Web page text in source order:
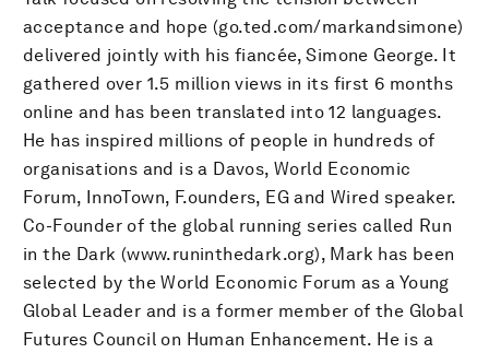
acceptance and hope (go.ted.com/markandsimone)
delivered jointly with his fiancée, Simone George. It
gathered over 1.5 million views in its first 6 months
online and has been translated into 12 languages.
He has inspired millions of people in hundreds of
organisations and is a Davos, World Economic
Forum, InnoTown, F.ounders, EG and Wired speaker.
Co-Founder of the global running series called Run
in the Dark (www.runinthedark.org), Mark has been
selected by the World Economic Forum as a Young
Global Leader and is a former member of the Global
Futures Council on Human Enhancement. He is a